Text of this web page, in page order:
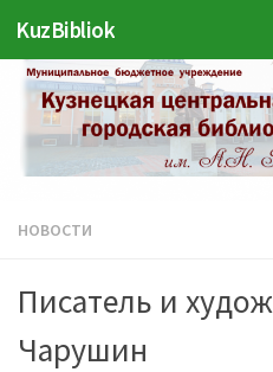
Перейти к содержимому
KuzBibliok
НОВОСТИ
Писатель и
Чарушин